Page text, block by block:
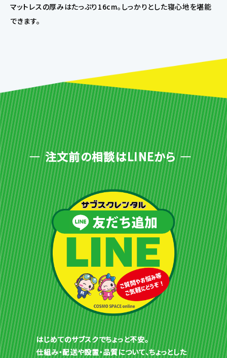
マットレスの厚みはたっぷり16cm。しっかりとした寝心地を堪能
できます。
注文前の相談はLINEから
はじめてのサブスクでちょっと不安。
仕組み・配送や設置・品質について、ちょっとした